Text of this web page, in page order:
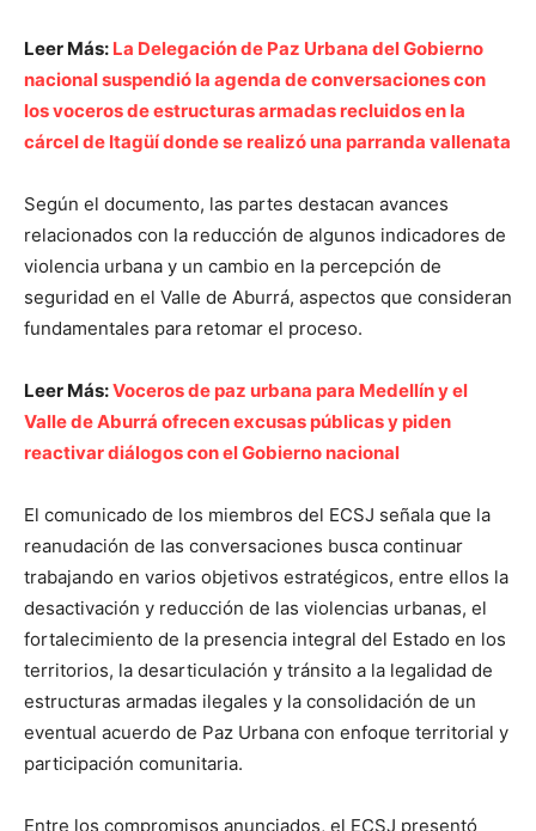
Leer Más: La Delegación de Paz Urbana del Gobierno
nacional suspendió la agenda de conversaciones con
los voceros de estructuras armadas recluidos en la
cárcel de Itagüí donde se realizó una parranda vallenata
Según el documento, las partes destacan avances
relacionados con la reducción de algunos indicadores de
violencia urbana y un cambio en la percepción de
seguridad en el Valle de Aburrá, aspectos que consideran
fundamentales para retomar el proceso.
Leer Más:Voceros de paz urbana para Medellín y el
Valle de Aburrá ofrecen excusas públicas y piden
reactivar diálogos con el Gobierno nacional
El comunicado de los miembros del ECSJ señala que la
reanudación de las conversaciones busca continuar
trabajando en varios objetivos estratégicos, entre ellos la
desactivación y reducción de las violencias urbanas, el
fortalecimiento de la presencia integral del Estado en los
territorios, la desarticulación y tránsito a la legalidad de
estructuras armadas ilegales y la consolidación de un
eventual acuerdo de Paz Urbana con enfoque territorial y
participación comunitaria.
Entre los compromisos anunciados, el ECSJ presentó